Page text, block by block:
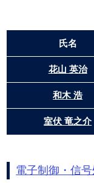
氏名
花山 英治
和木 浩
室伏 竜之介
電子制御・信